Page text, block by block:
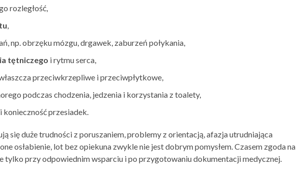
rozległość,
,
np. obrzęku mózgu, drgawek, zaburzeń połykania,
tętniczego i rytmu serca,
przeciwkrzepliwe i przeciwpłytkowe,
podczas chodzenia, jedzenia i korzystania z toalety,
konieczność przesiadek.
się duże trudności z poruszaniem, problemy z orientacją, afazja utrudniająca
osłabienie, lot bez opiekuna zwykle nie jest dobrym pomysłem. Czasem zgoda na
tylko przy odpowiednim wsparciu i po przygotowaniu dokumentacji medycznej.